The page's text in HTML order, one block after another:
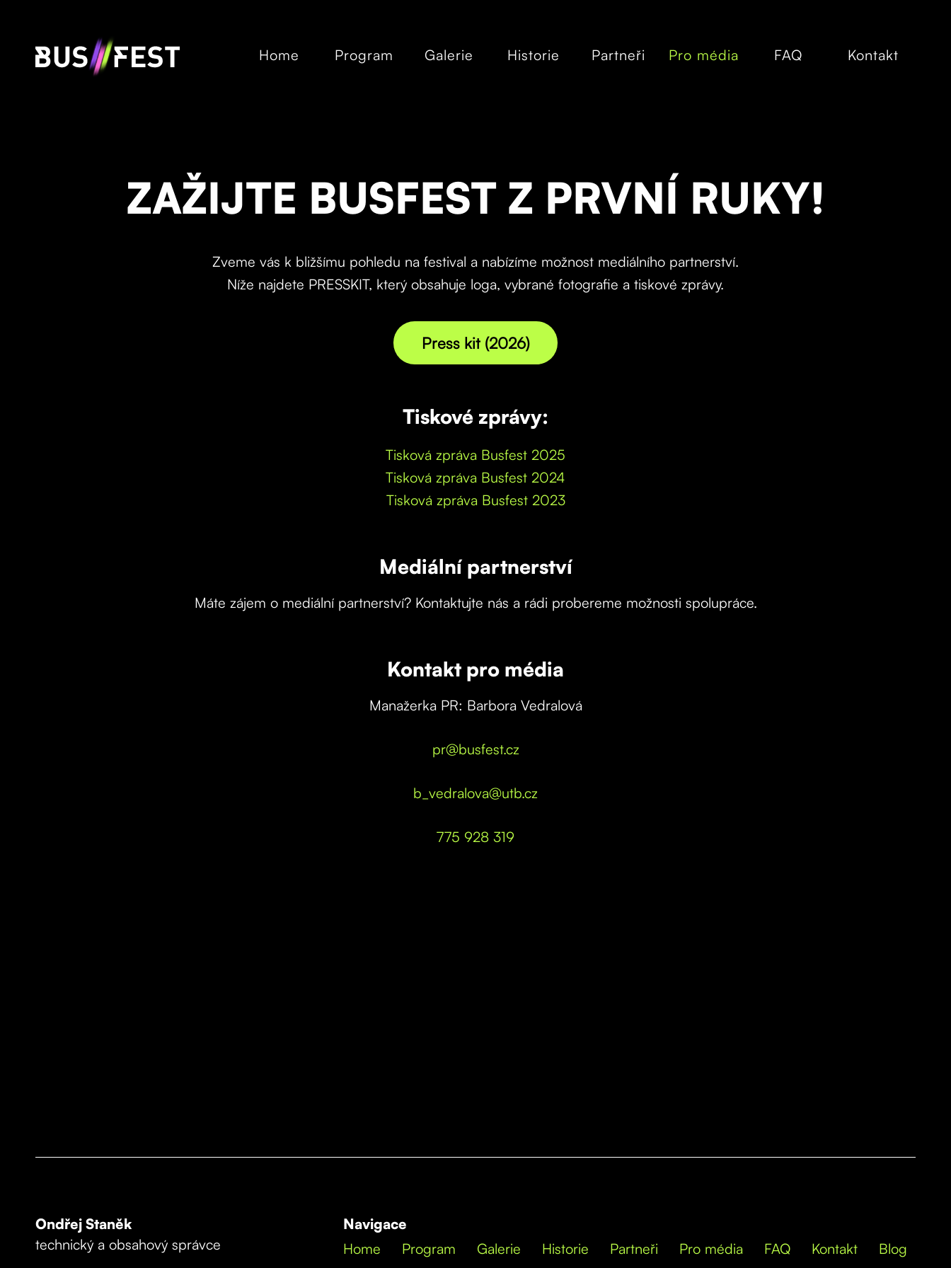
Home Program Galerie Historie Partneři Pro média FAQ Kontakt
ZAŽIJTE BUSFEST Z PRVNÍ RUKY!
Zveme vás k bližšímu pohledu na festival a nabízíme možnost mediálního partnerství.
Níže najdete PRESSKIT, který obsahuje loga, vybrané fotografie a tiskové zprávy.
Press kit (2026)
Tiskové zprávy:
Tisková zpráva Busfest 2025
Tisková zpráva Busfest 2024
Tisková zpráva Busfest 2023
Mediální partnerství
Máte zájem o mediální partnerství? Kontaktujte nás a rádi probereme možnosti spolupráce.
Kontakt pro média
Manažerka PR: Barbora Vedralová
pr@busfest.cz
b_vedralova@utb.cz
775 928 319
Ondřej Staněk
technický a obsahový správce
Navigace
Home
Program Galerie Historie Partneři Pro média FAQ Kontakt Blog